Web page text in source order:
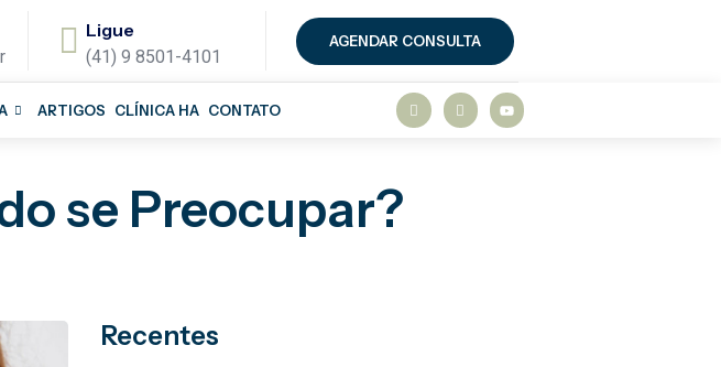
Ligue
(41) 9 8501-4101
AGENDAR CONSULTA
ARTIGOS CLÍNICA HA CONTATO
se Preocupar?
Recentes